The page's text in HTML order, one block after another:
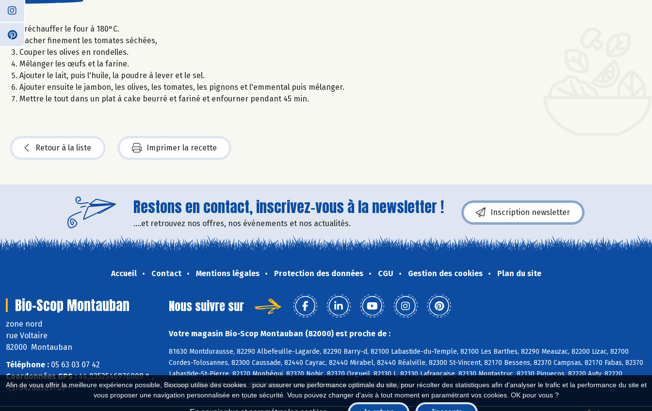
Afin de vous offrir la meilleure expérience possible, Biocoop utilise des cookies : pour assurer une performance optimale du site, pour récolter des statistiques afin d'analyser le trafic et la performance du site et
vous proposer une navigation personnalisée en toute sécurité. Vous pouvez changer d'avis à tout moment en paramétrant vos cookies. OK pour vous ?
Préchauffer le four à 180°C.
Hacher finement les tomates séchées,
Couper les olives en rondelles.
Mélanger les œufs et la farine.
Ajouter le lait, puis l'huile, la poudre à lever et le sel.
Ajouter ensuite le jambon, les olives, les tomates, les pignons et l'emmental puis mélanger.
Mettre le tout dans un plat à cake beurré et fariné et enfourner pendant 45 min.
Retour à la liste Imprimer la recette
Restons en contact, inscrivez-vous à la newsletter !
....et retrouvez nos offres, nos événements et nos actualités.
Inscription newsletter
Accueil Contact Mentions légales Protection des données CGU Gestion des cookies Plan du site
Bio-Scop Montauban
zone nord
rue Voltaire
82000 Montauban
Téléphone : 05 63 03 07 42
Coordonnées GPS :44,0352546976009 ° ,
1,3704208509705 °
Nous suivre sur
Votre magasin Bio-Scop Montauban (82000) est proche de :
81630 Montdurausse, 82290 Albefeuille-Lagarde, 82290 Barry-d, 82100 Labastide-du-Temple, 82100 Les Barthes, 82290 Meauzac, 82200 Lizac, 82700
Cordes-Tolosannes, 82300 Caussade, 82440 Cayrac, 82440 Mirabel, 82440 Réalville, 82300 St-Vincent, 82170 Bessens, 82370 Campsas, 82170 Fabas, 82370
Labastide-St-Pierre, 82170 Monbéqui, 82370 Nohic, 82370 Orgueil, 82130 L, 82130 Lafrançaise, 82130 Montastruc, 82130 Piquecos, 82220 Auty, 82220
Labarthe, 82220 Molières, 82220 Puycornet, 82220 Vazerac, 82230 Génébrières